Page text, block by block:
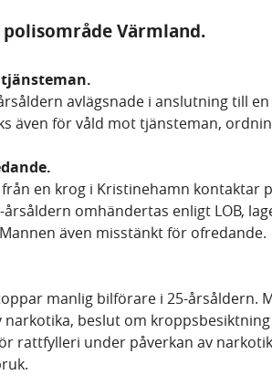
Värmland.
avlägsnade i anslutning till
även för våld mot tjänsteman,
en krog i Kristinehamn kontaktar
årsåldern omhändertas enligt LOB,
även misstänkt för ofredande.
manlig bilförare i 25-årsåldern.
narkotika, beslut om
rattfylleri under påverkan av